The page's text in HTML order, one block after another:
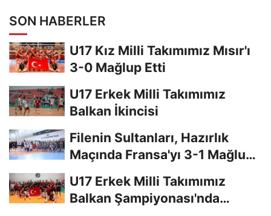
SON HABERLER
U17 Kız Milli Takımımız Mısır'ı
3-0 Mağlup Etti
U17 Erkek Milli Takımımız
Balkan İkincisi
Filenin Sultanları, Hazırlık
Maçında Fransa'yı 3-1 Mağlup
U17 Erkek Milli Takımımız
Balkan Şampiyonası'nda